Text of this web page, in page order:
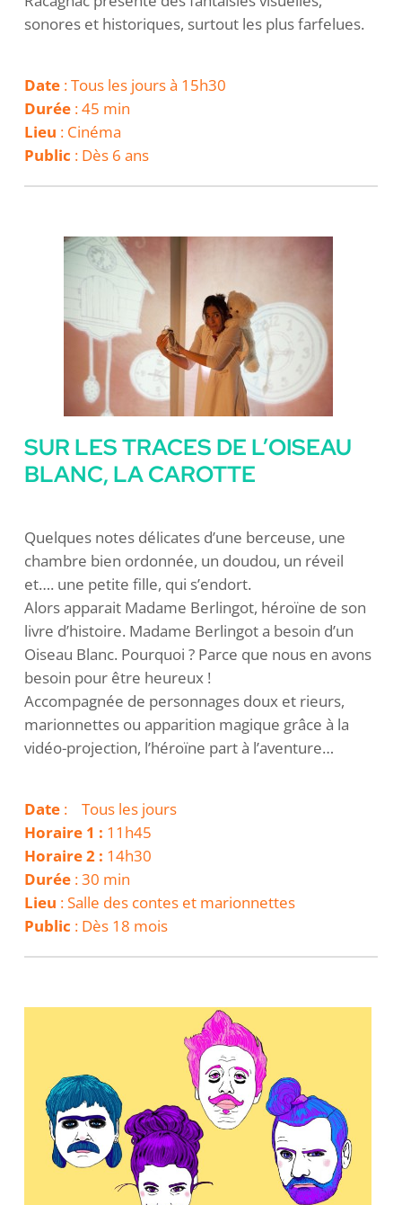
sonores et historiques, surtout les plus farfelues.
Date : Tous les jours à 15h30
Durée : 45 min
Lieu : Cinéma
Public : Dès 6 ans
SUR LES TRACES DE L’OISEAU
BLANC, LA CAROTTE
Quelques notes délicates d’une berceuse, une
chambre bien ordonnée, un doudou, un réveil
et…. une petite fille, qui s’endort.
Alors apparait Madame Berlingot, héroïne de son
livre d’histoire. Madame Berlingot a besoin d’un
Oiseau Blanc. Pourquoi ? Parce que nous en avons
besoin pour être heureux !
Accompagnée de personnages doux et rieurs,
marionnettes ou apparition magique grâce à la
vidéo-projection, l’héroïne part à l’aventure…
Date : Tous les jours
Horaire 1 : 11h45
Horaire 2 : 14h30
Durée : 30 min
Lieu : Salle des contes et marionnettes
Public : Dès 18 mois